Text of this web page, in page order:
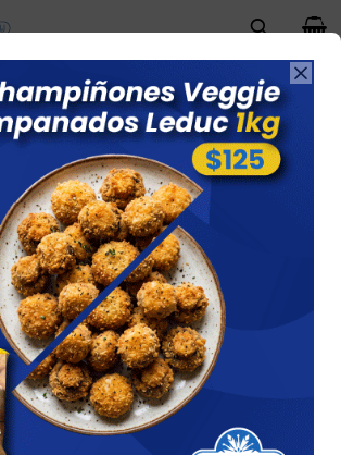

según su zona
0
Choco Negro 100gr